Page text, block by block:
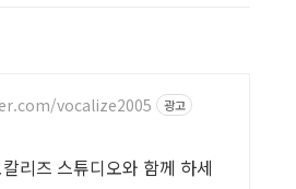
vocalize2005 광고
리즈 스튜디오와 함께 하세